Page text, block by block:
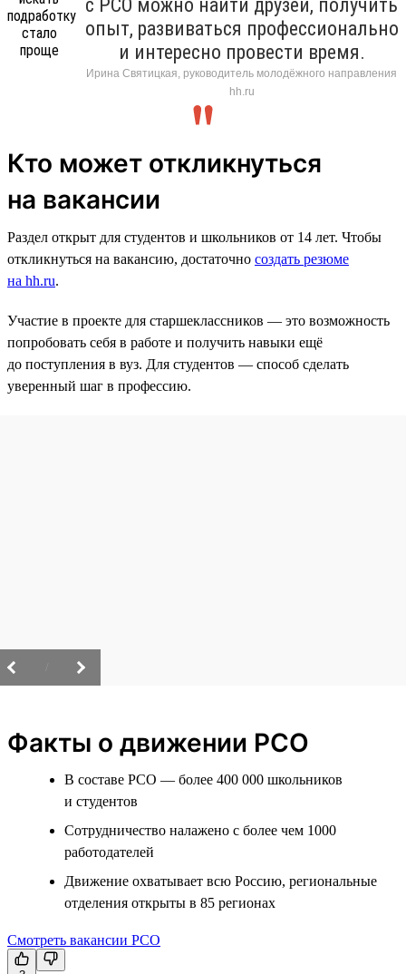
с РСО можно найти друзей, получить
опыт, развиваться профессионально
и интересно провести время.
Ирина Святицкая, руководитель молодёжного направления
hh.ru
Кто может откликнуться
на вакансии
Раздел открыт для студентов и школьников от 14 лет. Чтобы
откликнуться на вакансию, достаточно создать резюме
на hh.ru.
Участие в проекте для старшеклассников — это возможность
попробовать себя в работе и получить навыки ещё
до поступления в вуз. Для студентов — способ сделать
уверенный шаг в профессию.
Факты о движении РСО
В составе РСО — более 400 000 школьников
и студентов
Сотрудничество налажено с более чем 1000
работодателей
Движение охватывает всю Россию, региональные
отделения открыты в 85 регионах
Смотреть вакансии РСО